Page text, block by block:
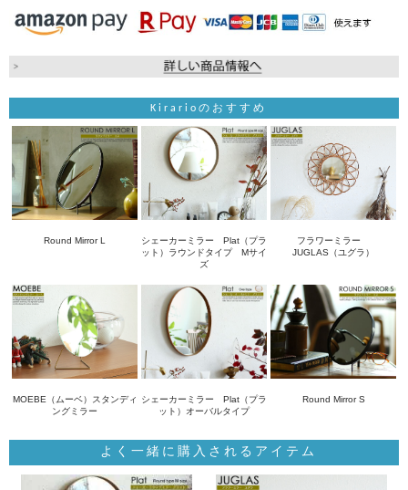
Kirarioのおすすめ
Round Mirror L
シェーカーミラー Plat（プラ
ット）ラウンドタイプ Mサイ
ズ
フラワーミラー
JUGLAS（ユグラ）
MOEBE（ムーベ）スタンディ
ングミラー
シェーカーミラー Plat（プラ
ット）オーバルタイプ
Round Mirror S
よく一緒に購入されるアイテム